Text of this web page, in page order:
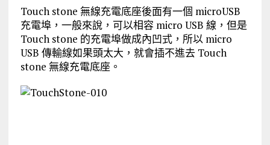
Touch stone 無線充電底座後面有一個 microUSB
充電埠，一般來說，可以相容 micro USB 線，但是
Touch stone 的充電埠做成內凹式，所以 micro
USB 傳輸線如果頭太大，就會插不進去 Touch
stone 無線充電底座。